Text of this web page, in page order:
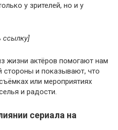
у зрителей, но и у
ссылку]
жизни актёров помогают нам
стороны и показывают, что
или мероприятиях
и радости.
сериала на